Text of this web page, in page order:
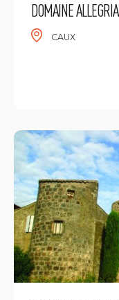
DOMAINE ALLEGRIA
CAUX